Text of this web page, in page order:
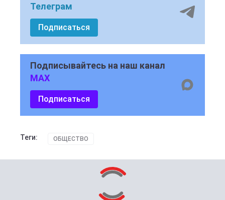
Телеграм
Подписаться
Подписывайтесь на наш канал
MAX
Подписаться
Теги: ОБЩЕСТВО